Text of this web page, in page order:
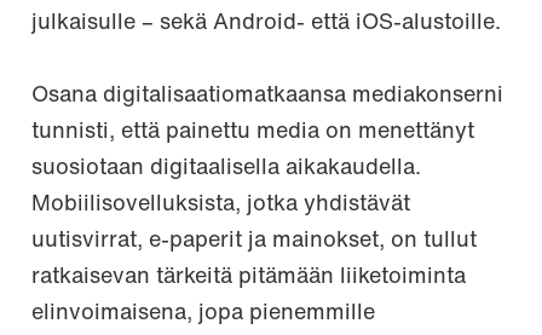
julkaisulle – sekä Android- että iOS-alustoille.
Osana digitalisaatiomatkaansa mediakonserni
tunnisti, että painettu media on menettänyt
suosiotaan digitaalisella aikakaudella.
Mobiilisovelluksista, jotka yhdistävät
uutisvirrat, e-paperit ja mainokset, on tullut
ratkaisevan tärkeitä pitämään liiketoiminta
elinvoimaisena, jopa pienemmille